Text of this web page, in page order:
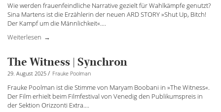
Wie werden frauenfeindliche Narrative gezielt für Wahlkämpfe genutzt?
Sina Martens ist die Erzählerin der neuen ARD STORY »Shut Up, Bitch!
Der Kampf um die Männlichkeit«.
Weiterlesen
...
The Witness | Synchron
29. August 2025 / Frauke Poolman
Frauke Poolman ist die Stimme von Maryam Boobani in »The Witness«.
Der Film erhielt beim Filmfestival von Venedig den Publikumspreis in
der Sektion Orizzonti Extra....